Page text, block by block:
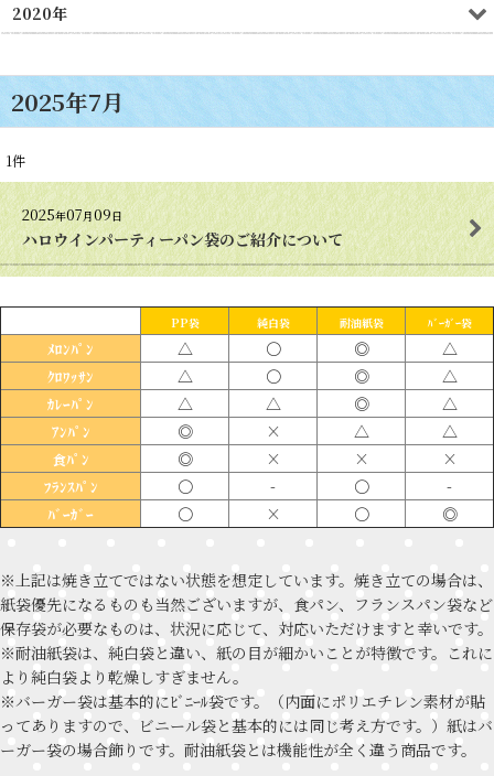
2025年7月
1件
2025年07月09日
ハロウインパーティーパン袋のご紹介について
2020年
PP袋 純白袋 耐油紙袋 ﾊﾞｰｶﾞｰ袋
ﾒﾛﾝﾊﾟﾝ △ 〇 ◎ △
ｸﾛﾜｯｻﾝ △ 〇 ◎ △
ｶﾚｰﾊﾟﾝ △ △ ◎ △
ｱﾝﾊﾟﾝ ◎ × △ △
食ﾊﾟﾝ ◎ × × ×
ﾌﾗﾝｽﾊﾟﾝ 〇 - 〇 -
ﾊﾞｰｶﾞｰ 〇 × 〇 ◎
※上記は焼き立てではない状態を想定しています。焼き立ての場合は、
紙袋優先になるものも当然ございますが、食パン、フランスパン袋など
保存袋が必要なものは、状況に応じて、対応いただけますと幸いです。
※耐油紙袋は、純白袋と違い、紙の目が細かいことが特徴です。これに
より純白袋より乾燥しすぎません。
※バーガー袋は基本的にﾋﾞﾆｰﾙ袋です。（内面にポリエチレン素材が貼
ってありますので、ビニール袋と基本的には同じ考え方です。）紙はバ
ーガー袋の場合飾りです。耐油紙袋とは機能性が全く違う商品です。